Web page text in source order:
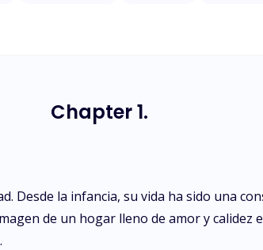
Chapter 1.
Desde la infancia, su vida ha sido una
de un hogar lleno de amor y